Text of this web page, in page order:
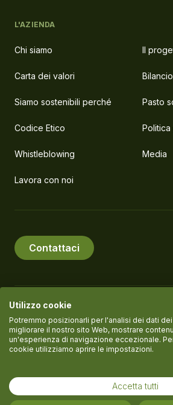
L'AZIENDA
Chi siamo Il
Carta dei valori
Siamo sostenibili perché Pasto
Codice Etico Politica
Whistleblowing Media
Lavora con noi
Contattaci
© PlanEat S.r.l. Società Benefit P.IVA
Termini del servizio
Utilizzo cookie
Potremmo posizionarli per l'analisi dei dati
migliorare il nostro sito Web, mostrare
un'esperienza di navigazione eccezionale.
cookie utilizziamo aprire le impostazioni.
Accetta tutti